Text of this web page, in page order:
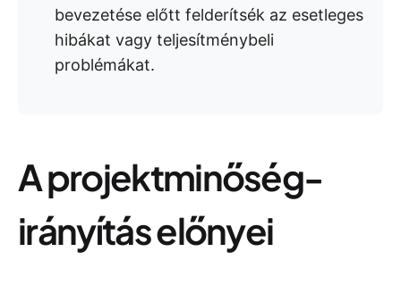
bevezetése előtt felderítsék az esetleges
hibákat vagy teljesítménybeli
problémákat.
A projektminőség-
irányítás előnyei